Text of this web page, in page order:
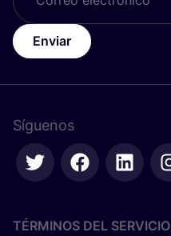
Enviar
Síguenos
TÉRMINOS DEL SERVICIO